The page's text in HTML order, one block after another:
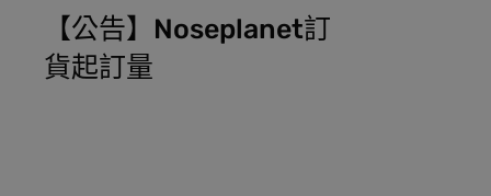
【公告】Noseplanet訂
貨起訂量